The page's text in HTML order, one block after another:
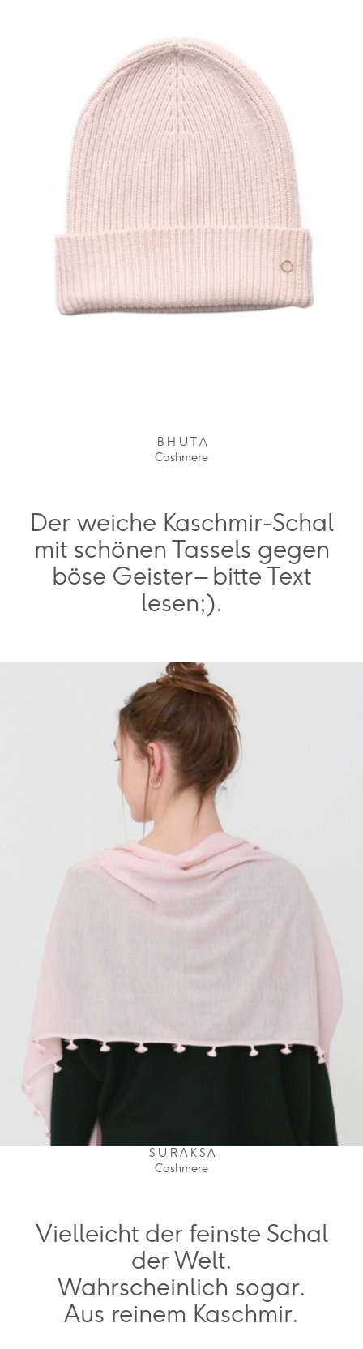
B H U T A
Cashmere
Der weiche Kaschmir-Schal
mit schönen Tassels gegen
böse Geister – bitte Text
lesen;).
S U R A K S A
Cashmere
Vielleicht der feinste Schal
der Welt.
Wahrscheinlich sogar.
Aus reinem Kaschmir.